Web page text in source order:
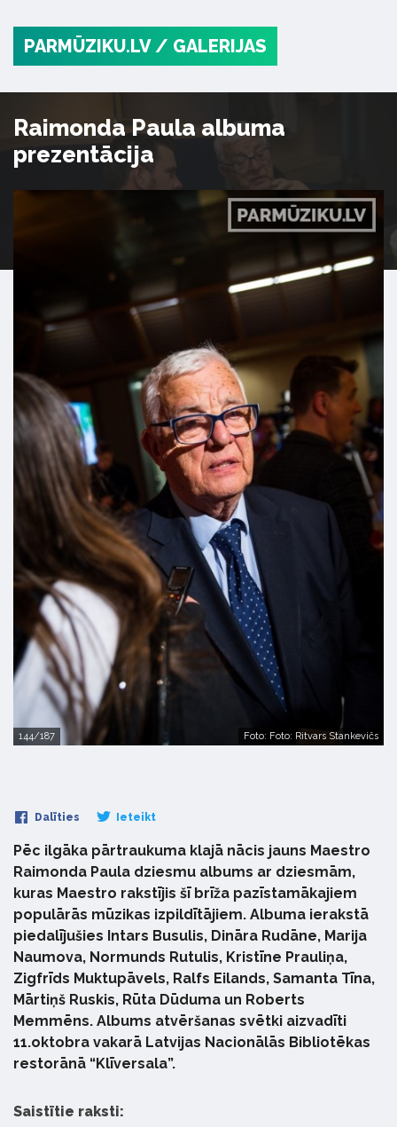
PARMŪZIKU.LV / GALERIJAS
Raimonda Paula albuma
prezentācija
144/187 Foto: Foto: Ritvars Stankevičs
Dalīties Ieteikt
Pēc ilgāka pārtraukuma klajā nācis jauns Maestro
Raimonda Paula dziesmu albums ar dziesmām,
kuras Maestro rakstījis šī brīža pazīstamākajiem
populārās mūzikas izpildītājiem. Albuma ierakstā
piedalījušies Intars Busulis, Dināra Rudāne, Marija
Naumova, Normunds Rutulis, Kristīne Prauliņa,
Zigfrīds Muktupāvels, Ralfs Eilands, Samanta Tīna,
Mārtiņš Ruskis, Rūta Dūduma un Roberts
Memmēns. Albums atvēršanas svētki aizvadīti
11.oktobra vakarā Latvijas Nacionālās Bibliotēkas
restorānā “Klīversala”.
Saistītie raksti: